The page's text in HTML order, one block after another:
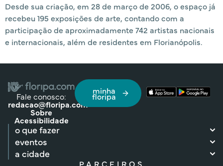
Desde sua criação, em 28 de março de 2006, o espaço já
recebeu 195 exposições de arte, contando com a
participação de aproximadamente 742 artistas nacionais
e internacionais, além de residentes em Florianópolis.
Fale conosco:
redacao@floripa.com
Sobre
Acessibilidade
minha
floripa
o que fazer
eventos
a cidade
PARCEIROS